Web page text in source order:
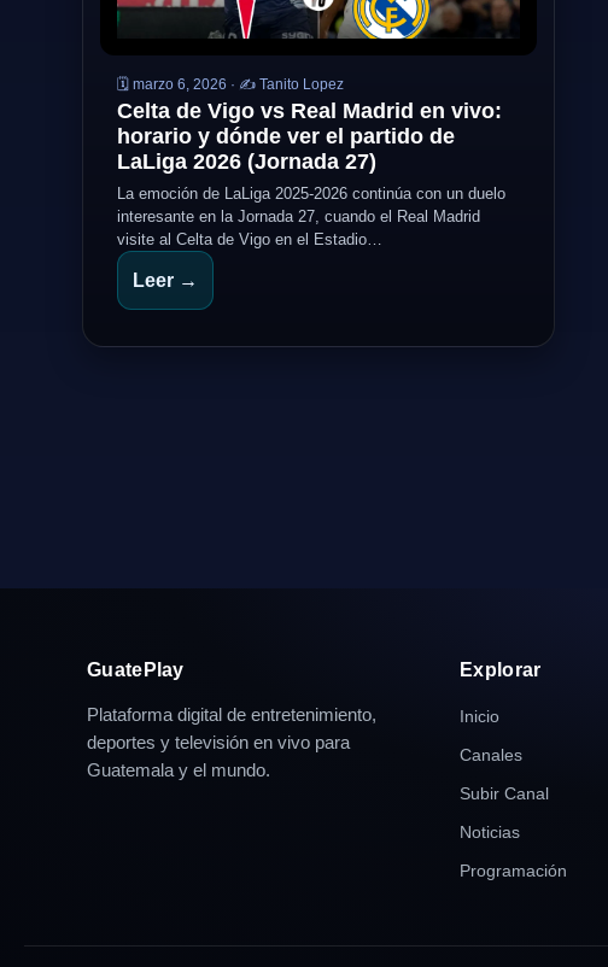
🗓️ marzo 6, 2026 · ✍️ Tanito Lopez
Celta de Vigo vs Real Madrid en vivo:
horario y dónde ver el partido de
LaLiga 2026 (Jornada 27)
La emoción de LaLiga 2025-2026 continúa con un duelo
interesante en la Jornada 27, cuando el Real Madrid
visite al Celta de Vigo en el Estadio…
Leer →
GuatePlay
Plataforma digital de entretenimiento,
deportes y televisión en vivo para
Guatemala y el mundo.
Explorar
Inicio
Canales
Subir Canal
Noticias
Programación